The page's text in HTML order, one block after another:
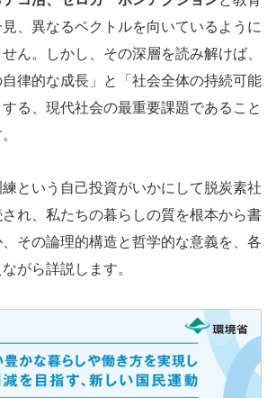
、異なるベクトルを向いているように
ん。しかし、その深層を読み解けば、
律的な成長」と「社会全体の持続可能
る、現代社会の最重要課題であること
という自己投資がいかにして脱炭素社
れ、私たちの暮らしの質を根本から書
その論理的構造と哲学的な意義を、各
がら詳説します。